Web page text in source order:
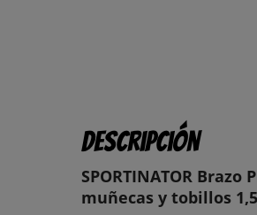
Descripción
SPORTINATOR
muñecas y tobillos